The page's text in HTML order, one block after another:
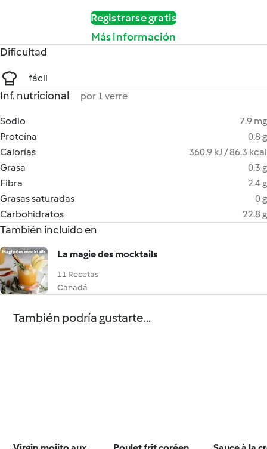
Registrarse gratis
Más información
Dificultad
fácil
Inf. nutricional por 1 verre
Sodio
7.9 mg
Proteína
0.8 g
Calorías
360.9 kJ / 86.3 kcal
Grasa
0.3 g
Fibra
2.4 g
Grasas saturadas
0 g
Carbohidratos
22.8 g
También incluido en
La magie des mocktails
11 Recetas
Canadá
También podría gustarte...